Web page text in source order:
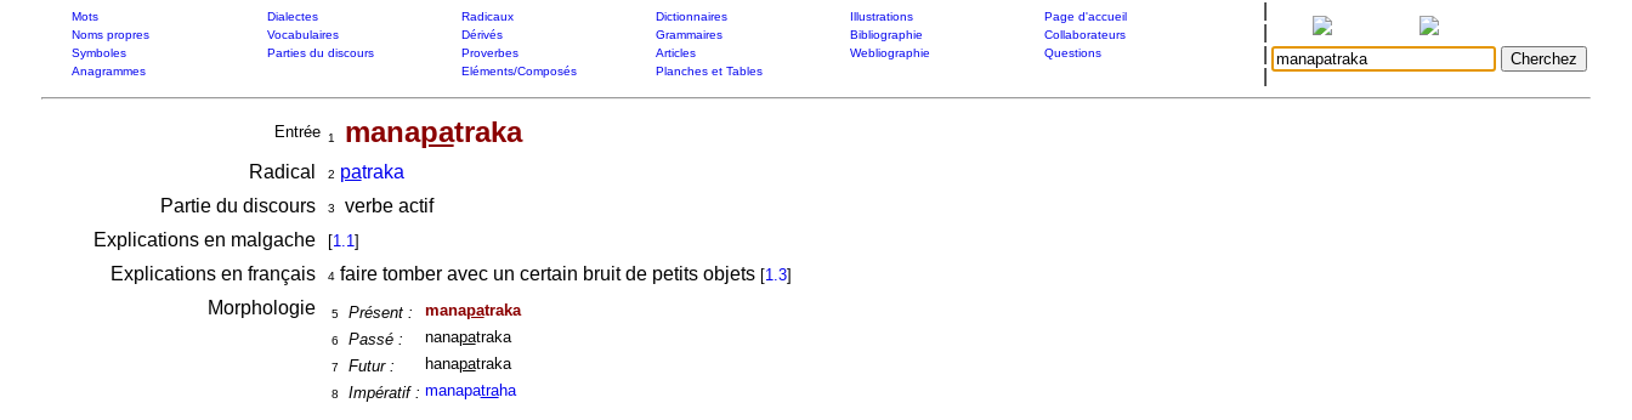
Mots Dialectes Radicaux Dictionnaires Illustrations
Page d'accueil
Noms propres
Vocabulaires Dérivés Grammaires Bibliographie
Collaborateurs
Symboles
Parties du discours Proverbes Articles Webliographie
Questions
Anagrammes
Eléments/Composés Planches et Tables
Entrée 1 manapatraka
Radical 2 patraka
Partie du discours
3
verbe actif
Explications en malgache
[1.1]
Explications en français 4faire tomber avec un certain bruit de petits objets [1.3]
Morphologie 5 Présent : manapatraka
6 Passé : nanapatraka
7 Futur : hanapatraka
8 Impératif : manapatraha